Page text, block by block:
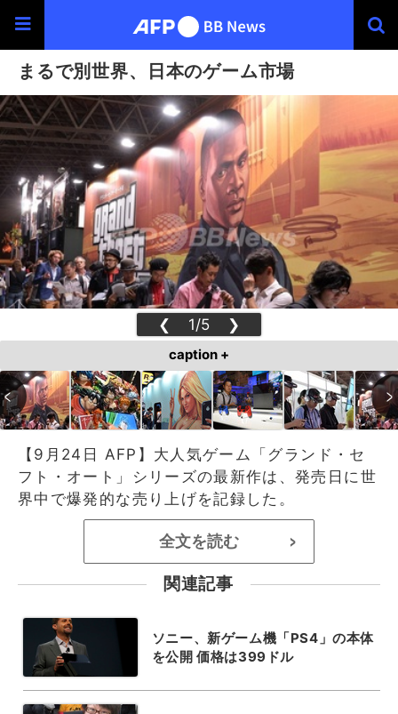
まるで別世界、日本のゲーム市場
❮ 1/5 ❯
caption +
【9月24日 AFP】大人気ゲーム「グランド・セ
フト・オート」シリーズの最新作は、発売日に世
界中で爆発的な売り上げを記録した。
全文を読む >
関連記事
ソニー、新ゲーム機「PS4」の本体
を公開 価格は399ドル